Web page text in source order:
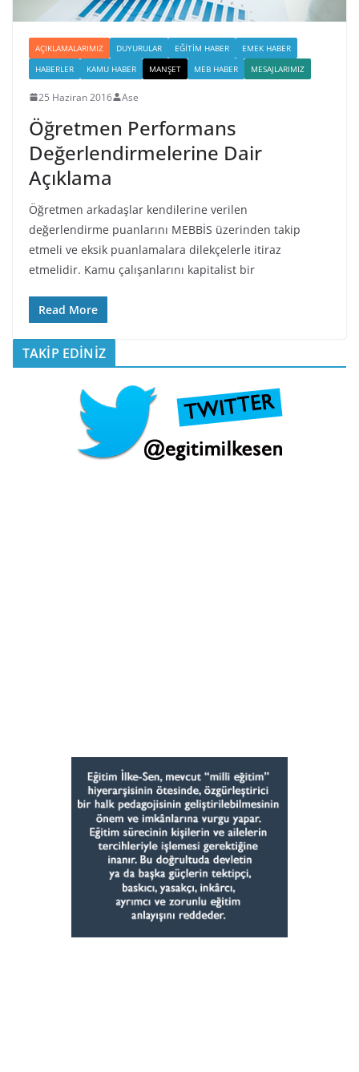
AÇIKLAMALARIMIZ DUYURULAR EĞITIM HABER
EMEK HABER
HABERLER
KAMU HABER MANŞET MEB HABER MESAJLARIMIZ
25 Haziran 2016 Ase
Öğretmen Performans
Değerlendirmelerine Dair
Açıklama
Öğretmen arkadaşlar kendilerine verilen
değerlendirme puanlarını MEBBİS üzerinden takip
etmeli ve eksik puanlamalara dilekçelerle itiraz
etmelidir. Kamu çalışanlarını kapitalist bir
Read More
TAKİP EDİNİZ